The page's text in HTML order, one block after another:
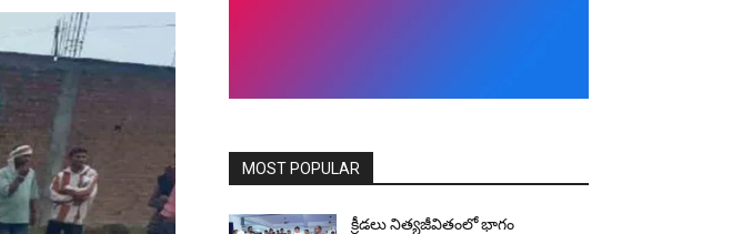
MOST POPULAR
క్రీడలు నిత్యజీవితంలో భాగం